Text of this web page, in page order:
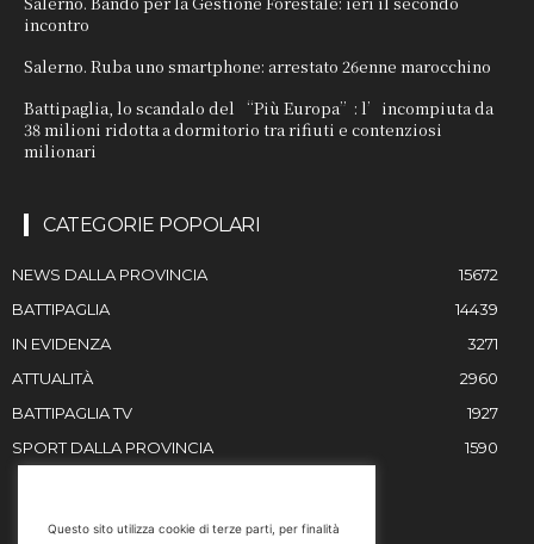
incontro
Salerno. Ruba uno smartphone: arrestato 26enne marocchino
Battipaglia, lo scandalo del “Più Europa”: l’incompiuta da
38 milioni ridotta a dormitorio tra rifiuti e contenziosi
milionari
CATEGORIE POPOLARI
NEWS DALLA PROVINCIA
15672
BATTIPAGLIA
14439
IN EVIDENZA
3271
ATTUALITÀ
2960
BATTIPAGLIA TV
1927
SPORT DALLA PROVINCIA
1590
Questo sito utilizza cookie di terze parti, per finalità